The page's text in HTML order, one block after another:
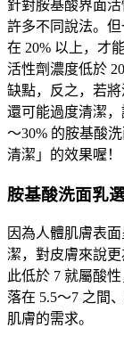
針對胺基酸界面
許多不同說法。
在 20% 以上，才
活性劑濃度低於
缺點，反之，若將
還可能過度清潔
～30% 的胺基酸
清潔」的效果喔！
胺基酸洗面乳
因為人體肌膚表
潔，對皮膚來說
此低於 7 就屬酸
落在 5.5～7 之間
肌膚的需求。